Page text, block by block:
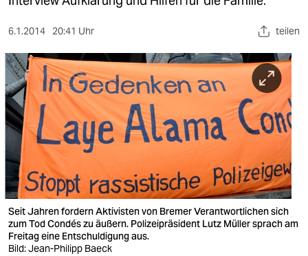
sport
berlin
nord
wahrheit
verlag
verlag
veranstaltungen
shop
6.1.2014 20:41 Uhr teilen
Seit Jahren fordern Aktivisten von Bremer Verantwortlichen sich
zum Tod Condés zu äußern. Polizeipräsident Lutz Müller sprach am
Freitag eine Entschuldigung aus.
Bild: Jean-Philipp Baeck